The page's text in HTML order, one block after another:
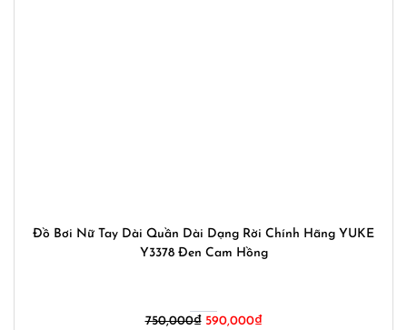
Đồ Bơi Nữ Tay Dài Quần Dài Dạng Rời Chính Hãng YUKE
Y3378 Đen Cam Hồng
750,000₫ Giá
590,000₫Giá